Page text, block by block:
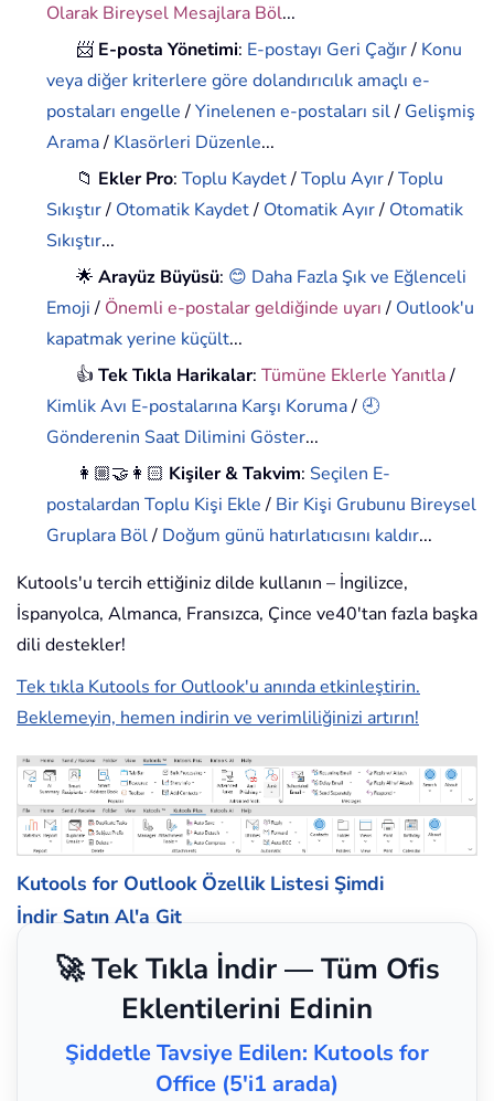
Olarak Bireysel Mesajlara Böl...
📨 E-posta Yönetimi: E-postayı Geri Çağır/ Konu
veya diğer kriterlere göre dolandırıcılık amaçlı e-
postaları engelle/Yinelenen e-postaları sil/ Gelişmiş
Arama/ Klasörleri Düzenle...
📁 Ekler Pro:Toplu Kaydet/Toplu Ayır/Toplu
Sıkıştır/ Otomatik Kaydet/ Otomatik Ayır/ Otomatik
Sıkıştır...
🌟Arayüz Büyüsü: 😊 Daha Fazla Şık ve Eğlenceli
Emoji/ Önemli e-postalar geldiğinde uyarı/ Outlook'u
kapatmak yerine küçült...
👍Tek Tıkla Harikalar:Tümüne Eklerle Yanıtla/
Kimlik Avı E-postalarına Karşı Koruma/ 🕘
Gönderenin Saat Dilimini Göster...
👩🏼‍🤝‍👩🏻 Kişiler & Takvim: Seçilen E-
postalardan Toplu Kişi Ekle/ Bir Kişi Grubunu Bireysel
Gruplara Böl/ Doğum günü hatırlatıcısını kaldır...
Kutools'u tercih ettiğiniz dilde kullanın – İngilizce,
İspanyolca, Almanca, Fransızca, Çince ve40'tan fazla başka
dili destekler!
Tek tıkla Kutools for Outlook'u anında etkinleştirin.
Beklemeyin, hemen indirin ve verimliliğinizi artırın!
Kutools for Outlook Özellik Listesi Şimdi
İndir Satın Al'a Git
🚀 Tek Tıkla İndir — Tüm Ofis
Eklentilerini Edinin
Şiddetle Tavsiye Edilen: Kutools for
Office (5'i1 arada)